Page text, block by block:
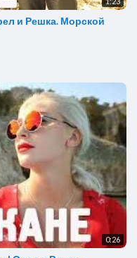
и Решка. Морской
0:26